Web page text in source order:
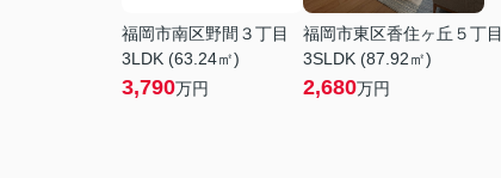
福岡市南区野間３丁目
3LDK (63.24㎡)
3,790万円
福岡市東区香住ヶ丘５丁目
3SLDK (87.92㎡)
2,680万円